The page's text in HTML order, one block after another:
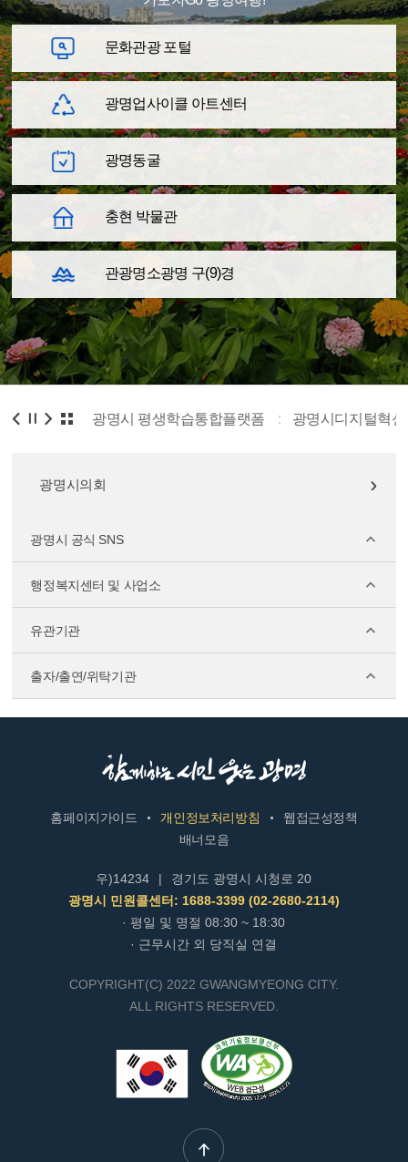
문화관광 포털
광명업사이클 아트센터
광명동굴
충현 박물관
관광명소광명 구(9)경
생학습통합플랫폼 광명시디지털혁신교육센터 국민안전
광명시의회
광명시 공식 SNS
행정복지센터 및 사업소
유관기관
출자/출연/위탁기관
홈페이지가이드 개인정보처리방침
웹접근성정책
배너모음
우)14234 |
경기도 광명시 시청로 20
광명시 민원콜센터: 1688-3399 (02-2680-2114)
· 평일 및 명절 08:30 ~ 18:30
· 근무시간 외 당직실 연결
COPYRIGHT(C) 2022 GWANGMYEONG CITY.
ALL RIGHTS RESERVED.